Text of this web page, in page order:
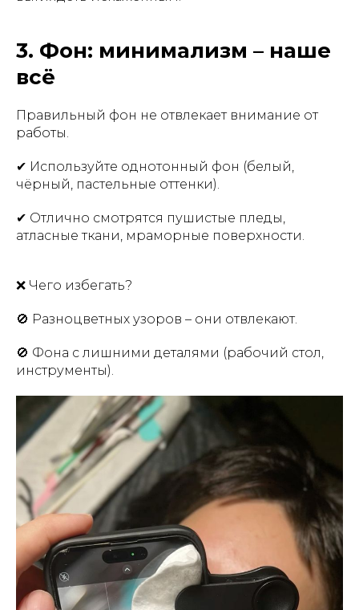
3. Фон: минимализм – наше
всё
Правильный фон не отвлекает внимание от
работы.
✔ Используйте однотонный фон (белый,
чёрный, пастельные оттенки).
✔ Отлично смотрятся пушистые пледы,
атласные ткани, мраморные поверхности.
❌ Чего избегать?
🚫 Разноцветных узоров – они отвлекают.
🚫 Фона с лишними деталями (рабочий стол,
инструменты).